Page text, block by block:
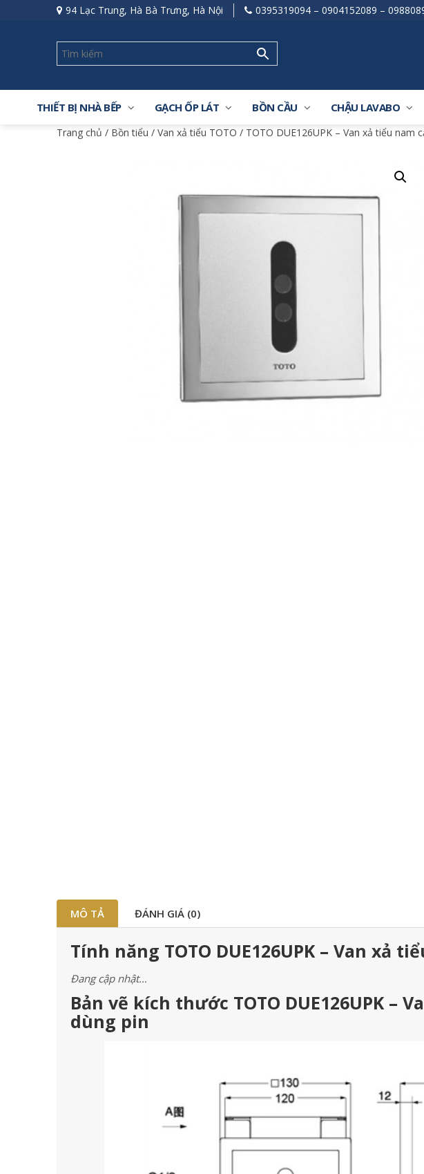
94 Lạc Trung, Hà Bà Trưng, Hà Nội 0395319094 – 0904152089 –
THIẾT BỊ NHÀ BẾP GẠCH ỐP LÁT BỒN CẦU CHẬU LAVABO
Trang chủ / Bồn tiểu / Van xả tiểu TOTO / TOTO DUE126UPK – Van xả tiểu nam
MÔ TẢ ĐÁNH GIÁ (0)
Tính năng TOTO DUE126UPK – Van xả
Đang cập nhật…
Bản vẽ kích thước TOTO DUE126UPK –
dùng pin